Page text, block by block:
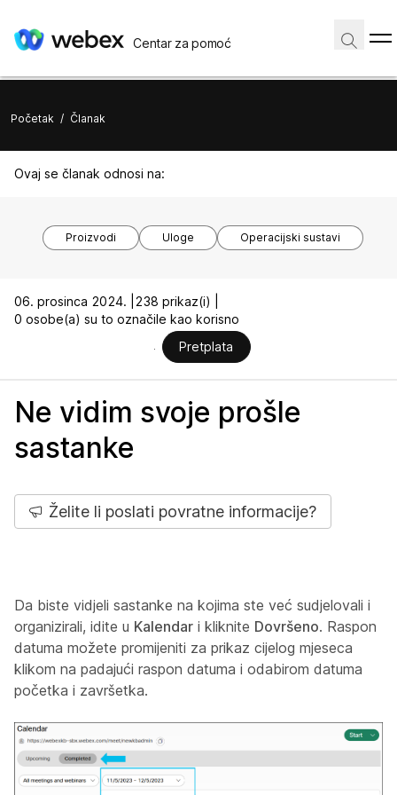
Centar za pomoć
Početak / Članak
Ovaj se članak odnosi na:
Proizvodi Uloge Operacijski sustavi
06. prosinca 2024. |
238 prikaz(i) |
0 osobe(a) su to označile kao korisno
Pretplata
Ne vidim svoje prošle
sastanke
Želite li poslati povratne informacije?
Da biste vidjeli sastanke na kojima ste već sudjelovali i
organizirali, idite u Kalendar i kliknite Dovršeno. Raspon
datuma možete promijeniti za prikaz cijelog mjeseca
klikom na padajući raspon datuma i odabirom datuma
početka i završetka.